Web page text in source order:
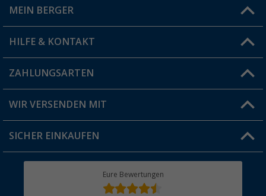
Filiale finden
MEIN BERGER
Vorteilskarte
Blog
Jobs & Karriere
HILFE & KONTAKT
FAQ & Kontakt
Versandinformationen
Rücksendung
ZAHLUNGSARTEN
WIR VERSENDEN MIT
SICHER EINKAUFEN
Eure Bewertungen